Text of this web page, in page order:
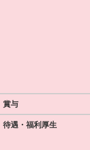
賞与
待遇・福利厚生